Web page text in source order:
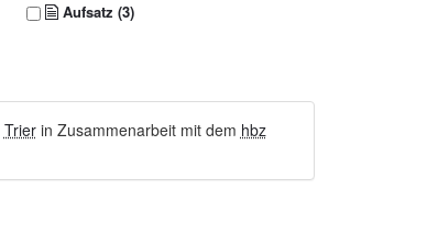
Aufsatz (3)
Trierin Zusammenarbeit mit dem hbz